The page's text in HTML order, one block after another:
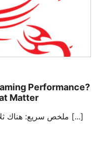
Performance?
Matter
ملخص سريع: هناك ثلاثة تغييرات رئيسية تحقق لك [...]